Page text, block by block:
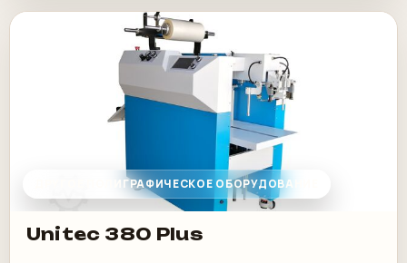
ДРУГОЕ ПОЛИГРАФИЧЕСКОЕ ОБОРУДОВАНИЕ
Unitec 380 Plus